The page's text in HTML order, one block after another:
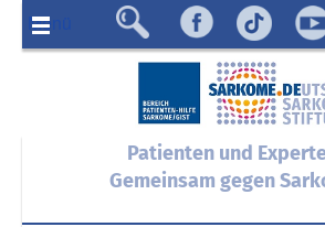
Menü
Patienten und
Gemeinsam gegen